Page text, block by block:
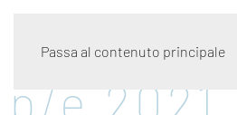
Passa al contenuto principale
p/e 2021